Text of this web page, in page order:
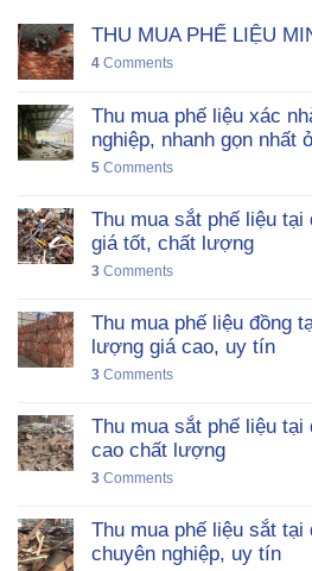
THU MUA PHẾ LIỆU
4 Comments
Thu mua phế liệu xác
nghiệp, nhanh gọn nhất
5 Comments
Thu mua sắt phế liệu tại
giá tốt, chất lượng
3 Comments
Thu mua phế liệu đồng
lượng giá cao, uy tín
3 Comments
Thu mua sắt phế liệu tại
cao chất lượng
3 Comments
Thu mua phế liệu sắt tại
chuyên nghiệp, uy tín